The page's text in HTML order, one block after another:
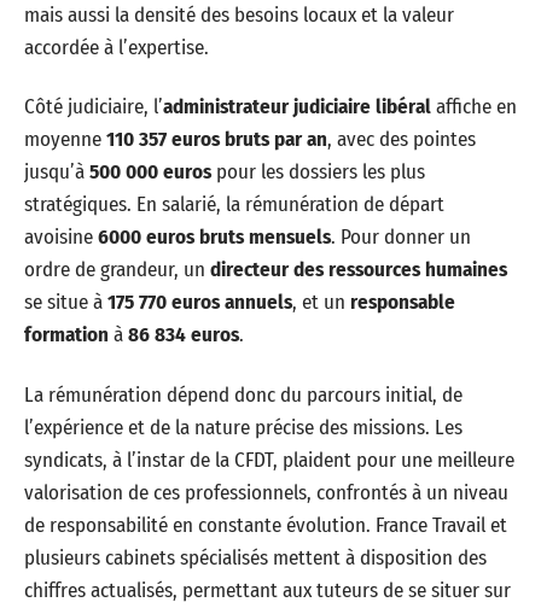
mais aussi la densité des besoins locaux et la valeur
accordée à l’expertise.
Côté judiciaire, l’administrateur judiciaire libéralaffiche en
moyenne110 357 euros bruts par an, avec des pointes
jusqu’à500 000 eurospour les dossiers les plus
stratégiques. En salarié, la rémunération de départ
avoisine6000 euros bruts mensuels. Pour donner un
ordre de grandeur, un directeur des ressources humaines
se situe à175 770 euros annuels, et un responsable
formation à86 834 euros.
La rémunération dépend donc du parcours initial, de
l’expérience et de la nature précise des missions. Les
syndicats, à l’instar de la CFDT, plaident pour une meilleure
valorisation de ces professionnels, confrontés à un niveau
de responsabilité en constante évolution. France Travail et
plusieurs cabinets spécialisés mettent à disposition des
chiffres actualisés, permettant aux tuteurs de se situer sur